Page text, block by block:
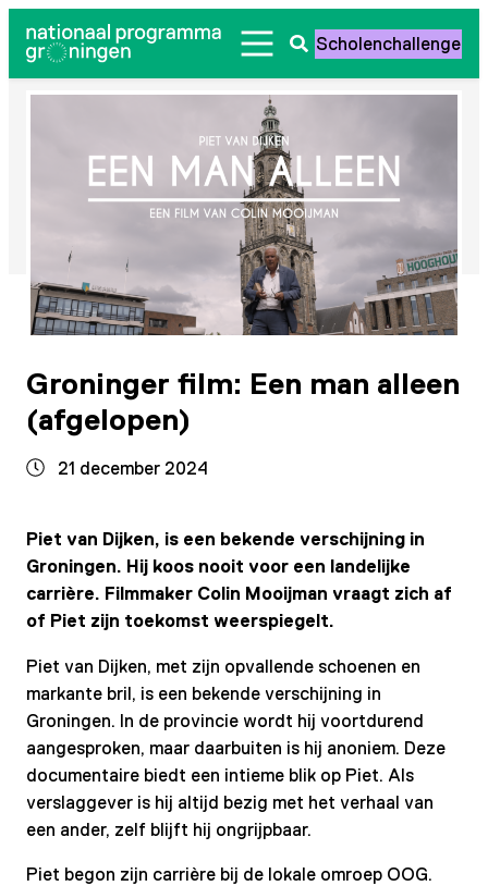
naar
de
Zoeken
openen
Scholenchallenge
Groninger film: Een man alleen
(afgelopen)
21 december 2024
Piet van Dijken, is een bekende verschijning in
Groningen. Hij koos nooit voor een landelijke
carrière. Filmmaker Colin Mooijman vraagt zich af
of Piet zijn toekomst weerspiegelt.
Piet van Dijken, met zijn opvallende schoenen en
markante bril, is een bekende verschijning in
Groningen. In de provincie wordt hij voortdurend
aangesproken, maar daarbuiten is hij anoniem. Deze
documentaire biedt een intieme blik op Piet. Als
verslaggever is hij altijd bezig met het verhaal van
een ander, zelf blijft hij ongrijpbaar.
Piet begon zijn carrière bij de lokale omroep OOG.